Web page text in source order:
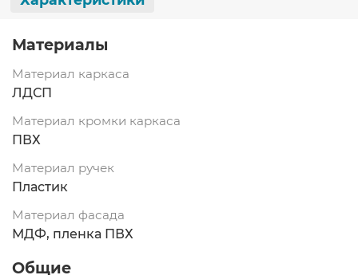
Материалы
Материал каркаса
ЛДСП
Материал кромки каркаса
ПВХ
Материал ручек
Пластик
Материал фасада
МДФ, пленка ПВХ
Общие